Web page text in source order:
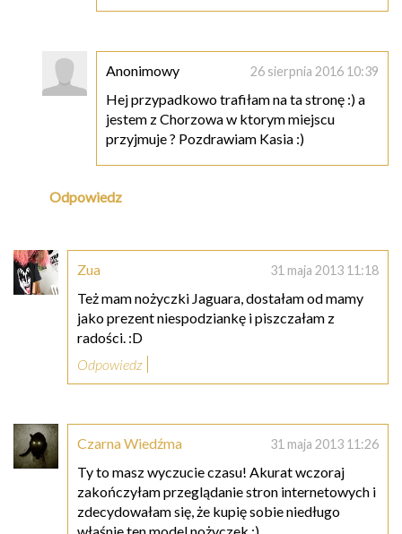
Anonimowy 26 sierpnia 2016 10:39
Hej przypadkowo trafiłam na ta stronę :) a
jestem z Chorzowa w ktorym miejscu
przyjmuje ? Pozdrawiam Kasia :)
Odpowiedz
Zua 31 maja 2013 11:18
Też mam nożyczki Jaguara, dostałam od mamy
jako prezent niespodziankę i piszczałam z
radości. :D
Odpowiedz
Czarna Wiedźma 31 maja 2013 11:26
Ty to masz wyczucie czasu! Akurat wczoraj
zakończyłam przeglądanie stron internetowych i
zdecydowałam się, że kupię sobie niedługo